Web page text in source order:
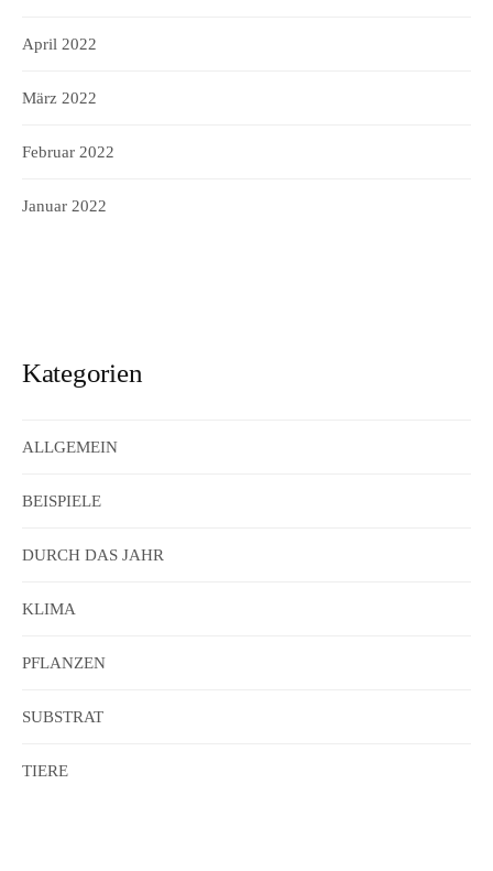
April 2022
März 2022
Februar 2022
Januar 2022
Kategorien
ALLGEMEIN
BEISPIELE
DURCH DAS JAHR
KLIMA
PFLANZEN
SUBSTRAT
TIERE